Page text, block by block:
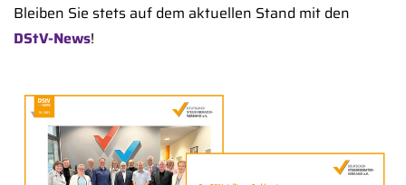
Bleiben Sie stets auf dem aktuellen Stand mit den
DStV-News!